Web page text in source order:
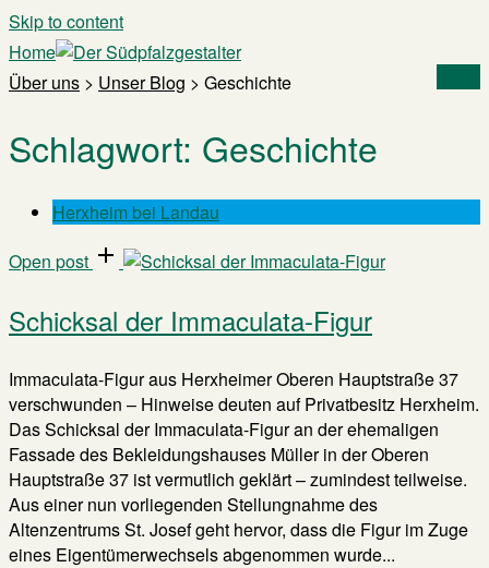
Skip to content
Home
Über uns > Unser Blog > Geschichte
Schlagwort: Geschichte
Herxheim bei Landau
Open post
Schicksal der Immaculata-Figur
Immaculata-Figur aus Herxheimer Oberen Hauptstraße 37
verschwunden – Hinweise deuten auf Privatbesitz Herxheim.
Das Schicksal der Immaculata-Figur an der ehemaligen
Fassade des Bekleidungshauses Müller in der Oberen
Hauptstraße 37 ist vermutlich geklärt – zumindest teilweise.
Aus einer nun vorliegenden Stellungnahme des
Altenzentrums St. Josef geht hervor, dass die Figur im Zuge
eines Eigentümerwechsels abgenommen wurde...